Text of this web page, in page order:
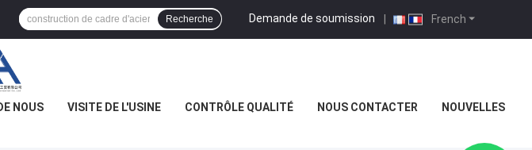
French
Demande de soumission |
Recherche
NOUS VISITE DE L'USINE CONTRÔLE QUALITÉ NOUS CONTACTER NOUVELLES